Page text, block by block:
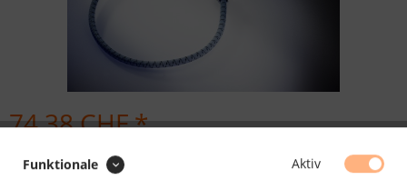
74.38 CHF *
inkl. MwSt.zzgl. Versandkosten
Funktionale Aktiv